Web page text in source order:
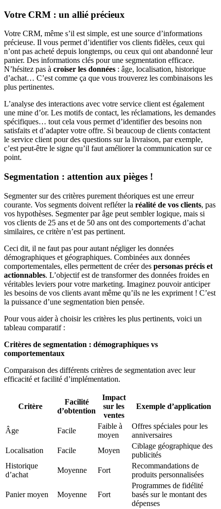
Votre CRM : un allié précieux
Votre CRM, même s’il est simple, est une source d’informations
précieuse. Il vous permet d’identifier vos clients fidèles, ceux qui
n’ont pas acheté depuis longtemps, ou ceux qui ont abandonné leur
panier. Des informations clés pour une segmentation efficace.
N’hésitez pas à croiser les données : âge, localisation, historique
d’achat… C’est comme ça que vous trouverez les combinaisons les
plus pertinentes.
L’analyse des interactions avec votre service client est également
une mine d’or. Les motifs de contact, les réclamations, les demandes
spécifiques… tout cela vous permet d’identifier des besoins non
satisfaits et d’adapter votre offre. Si beaucoup de clients contactent
le service client pour des questions sur la livraison, par exemple,
c’est peut-être le signe qu’il faut améliorer la communication sur ce
point.
Segmentation : attention aux pièges !
Segmenter sur des critères purement théoriques est une erreur
courante. Vos segments doivent refléter la réalité de vos clients, pas
vos hypothèses. Segmenter par âge peut sembler logique, mais si
vos clients de 25 ans et de 50 ans ont des comportements d’achat
similaires, ce critère n’est pas pertinent.
Ceci dit, il ne faut pas pour autant négliger les données
démographiques et géographiques. Combinées aux données
comportementales, elles permettent de créer des personas précis et
actionnables. L’objectif est de transformer des données froides en
véritables leviers pour votre marketing. Imaginez pouvoir anticiper
les besoins de vos clients avant même qu’ils ne les expriment ! C’est
la puissance d’une segmentation bien pensée.
Pour vous aider à choisir les critères les plus pertinents, voici un
tableau comparatif :
Critères de segmentation : démographiques vs
comportementaux
Comparaison des différents critères de segmentation avec leur
efficacité et facilité d’implémentation.
Critère
Facilité
d’obtention
Impact
sur les
ventes
Exemple d’application
Âge Facile
Faible à
moyen
Offres spéciales pour les
anniversaires
Localisation
Facile Moyen
Ciblage géographique des
publicités
Historique
d’achat
Moyenne Fort
Recommandations de
produits personnalisées
Panier moyen Moyenne Fort
Programmes de fidélité
basés sur le montant des
dépenses